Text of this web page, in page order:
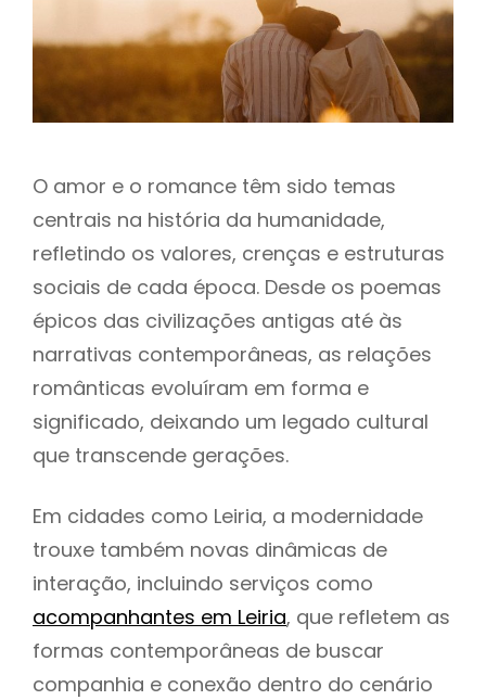
O amor e o romance têm sido temas
centrais na história da humanidade,
refletindo os valores, crenças e estruturas
sociais de cada época. Desde os poemas
épicos das civilizações antigas até às
narrativas contemporâneas, as relações
românticas evoluíram em forma e
significado, deixando um legado cultural
que transcende gerações.
Em cidades como Leiria, a modernidade
trouxe também novas dinâmicas de
interação, incluindo serviços como
acompanhantes em Leiria, que refletem as
formas contemporâneas de buscar
companhia e conexão dentro do cenário